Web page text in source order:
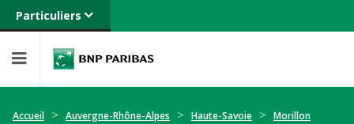
Particuliers
Banque privée
Entreprises
Accueil Auvergne-Rhône-Alpes Haute-Savoie Morillon